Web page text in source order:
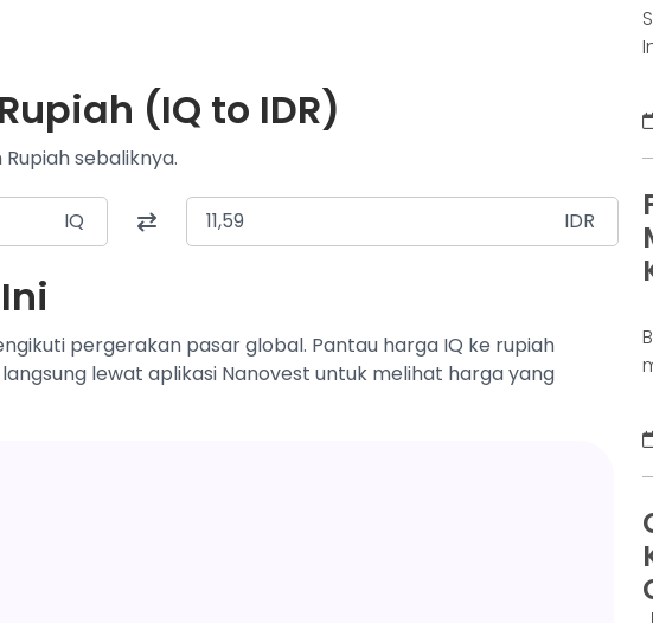
(IQ to IDR)
sebaliknya.
IQ IDR
pergerakan pasar global. Pantau harga IQ ke rupiah
lewat aplikasi Nanovest untuk melihat harga yang